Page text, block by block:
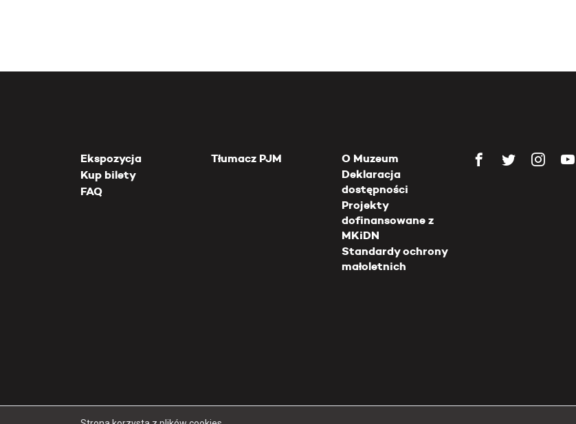
Ekspozycja
Kup bilety
FAQ
Tłumacz PJM
O Muzeum
Deklaracja
dostępności
Projekty
dofinansowane z
MKiDN
Standardy ochrony
małoletnich